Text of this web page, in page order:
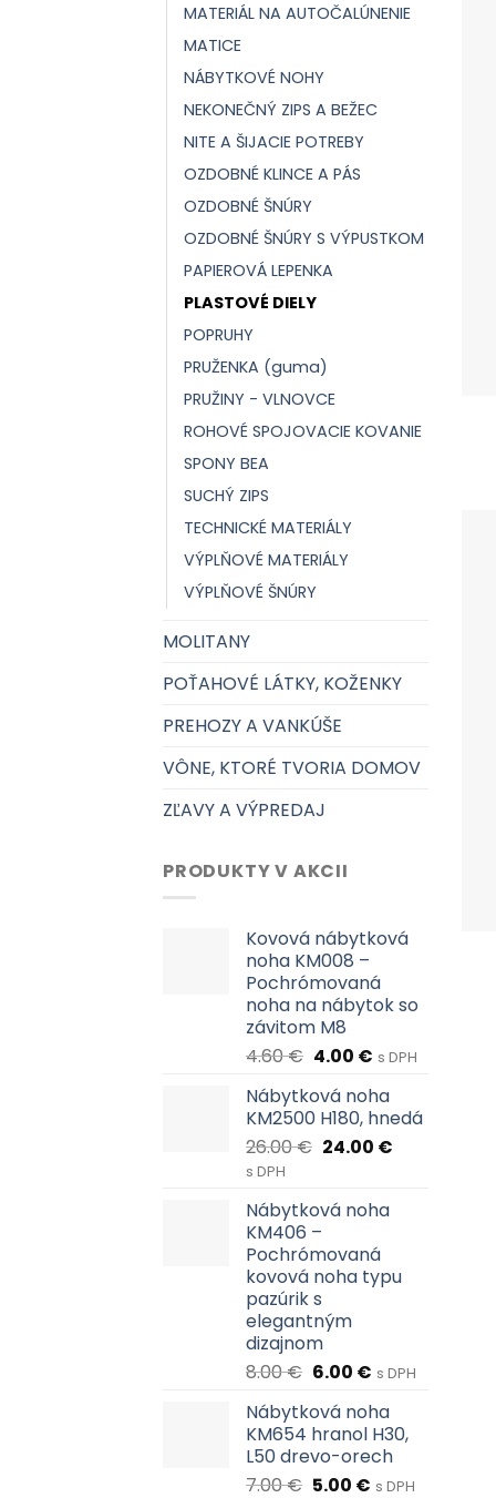
MATERIÁL NA AUTOČALÚNENIE
MATICE
NÁBYTKOVÉ NOHY
NEKONEČNÝ ZIPS A BEŽEC
NITE A ŠIJACIE POTREBY
OZDOBNÉ KLINCE A PÁS
OZDOBNÉ ŠNÚRY
OZDOBNÉ ŠNÚRY S VÝPUSTKOM
PAPIEROVÁ LEPENKA
PLASTOVÉ DIELY
POPRUHY
PRUŽENKA (guma)
PRUŽINY - VLNOVCE
ROHOVÉ SPOJOVACIE KOVANIE
SPONY BEA
SUCHÝ ZIPS
TECHNICKÉ MATERIÁLY
VÝPLŇOVÉ MATERIÁLY
VÝPLŇOVÉ ŠNÚRY
MOLITANY
POŤAHOVÉ LÁTKY, KOŽENKY
PREHOZY A VANKÚŠE
VÔNE, KTORÉ TVORIA DOMOV
ZĽAVY A VÝPREDAJ
PRODUKTY V AKCII
Kovová nábytková
noha KM008 –
Pochrómovaná
noha na nábytok so
závitom M8
4.60€ Pôvodná
bola:
4.60 €.
4.00 €Aktuálna
je:
4.00 €.
s DPH
Nábytková noha
KM2500 H180, hnedá
26.00€ Pôvodná
26.00 €.
24.00 €Aktuálna
s DPH
Nábytková noha
KM406 –
Pochrómovaná
kovová noha typu
pazúrik s
elegantným
dizajnom
8.00€ Pôvodná
bola:
8.00 €.
6.00 €Aktuálna
je:
6.00 €.
s DPH
Nábytková noha
KM654 hranol H30,
L50 drevo-orech
7.00€ Pôvodná
5.00 €Aktuálna
s DPH